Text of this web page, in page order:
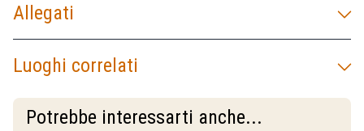
Allegati
Luoghi correlati
Potrebbe interessarti anche...